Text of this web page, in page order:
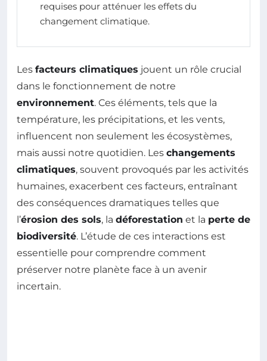
requises pour atténuer les effets du
changement climatique.
Les facteurs climatiques jouent un rôle crucial
dans le fonctionnement de notre
environnement. Ces éléments, tels que la
température, les précipitations, et les vents,
influencent non seulement les écosystèmes,
mais aussi notre quotidien. Les changements
climatiques, souvent provoqués par les activités
humaines, exacerbent ces facteurs, entraînant
des conséquences dramatiques telles que
l’érosion des sols, la déforestation et la perte de
biodiversité. L’étude de ces interactions est
essentielle pour comprendre comment
préserver notre planète face à un avenir
incertain.